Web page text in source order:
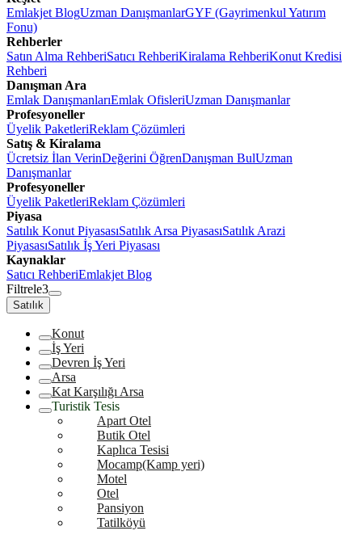
Emlakjet BlogUzman DanışmanlarGYF (Gayrimenkul Yatırım
Fonu)
Rehberler
Satın Alma RehberiSatıcı RehberiKiralama RehberiKonut Kredisi
Rehberi
Danışman Ara
Emlak DanışmanlarıEmlak OfisleriUzman Danışmanlar
Profesyoneller
Üyelik PaketleriReklam Çözümleri
Satış & Kiralama
Ücretsiz İlan VerinDeğerini ÖğrenDanışman BulUzman
Danışmanlar
Profesyoneller
Üyelik PaketleriReklam Çözümleri
Piyasa
Satılık Konut PiyasasıSatılık Arsa PiyasasıSatılık Arazi
PiyasasıSatılık İş Yeri Piyasası
Kaynaklar
Satıcı RehberiEmlakjet Blog
Filtrele3
Satılık
Konut
İş Yeri
Devren İş Yeri
Arsa
Kat Karşılığı Arsa
Turistik Tesis
Apart Otel
Butik Otel
Kaplıca Tesisi
Mocamp(Kamp yeri)
Motel
Otel
Pansiyon
Tatilköyü